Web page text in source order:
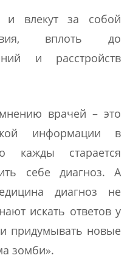
влекут за собой
вплоть до
и расстройств
врачей – это
информации в
кажды старается
себе диагноз. А
диагноз не
искать ответов у
придумывать новые
зомби».